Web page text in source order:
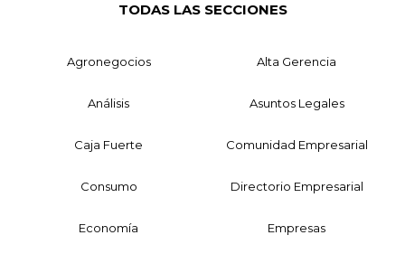
TODAS LAS SECCIONES
Agronegocios Alta Gerencia
Análisis Asuntos Legales
Caja Fuerte Comunidad Empresarial
Consumo Directorio Empresarial
Economía Empresas